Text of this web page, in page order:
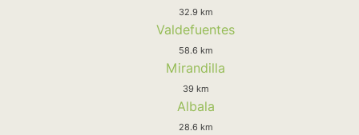
32.9 km
Valdefuentes
58.6 km
Mirandilla
39 km
Albala
28.6 km